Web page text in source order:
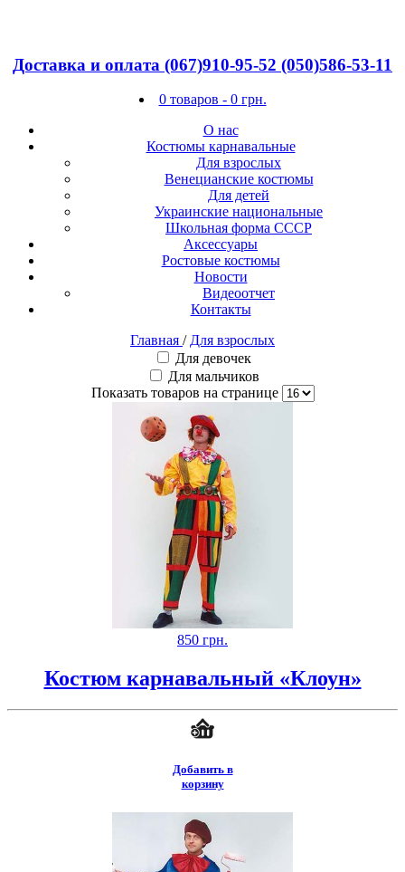
Доставка и оплата (067)910-95-52 (050)586-53-11
0 товаров - 0 грн.
О нас
Костюмы карнавальные
Для взрослых
Венецианские костюмы
Для детей
Украинские национальные
Школьная форма СССР
Аксессуары
Ростовые костюмы
Новости
Видеоотчет
Контакты
Главная /Для взрослых
Для девочек
Для мальчиков
Показать товаров на странице
850 грн.
Костюм карнавальный «Клоун»
Добавить в
корзину